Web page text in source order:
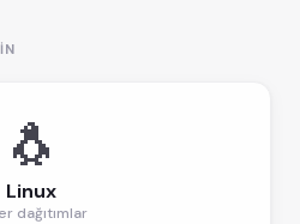
🐧
Linux
dağıtımlar